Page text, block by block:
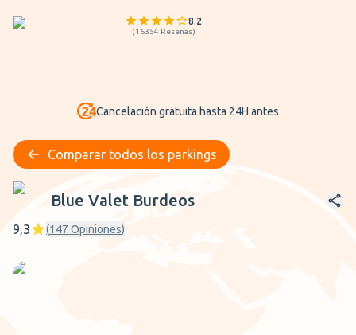
8.2
(16354 Reseñas)
Cancelación gratuita hasta 24H antes
Comparar todos los parkings
Blue Valet Burdeos
Blue Valet Burdeos
9,3 (147 Opiniones)